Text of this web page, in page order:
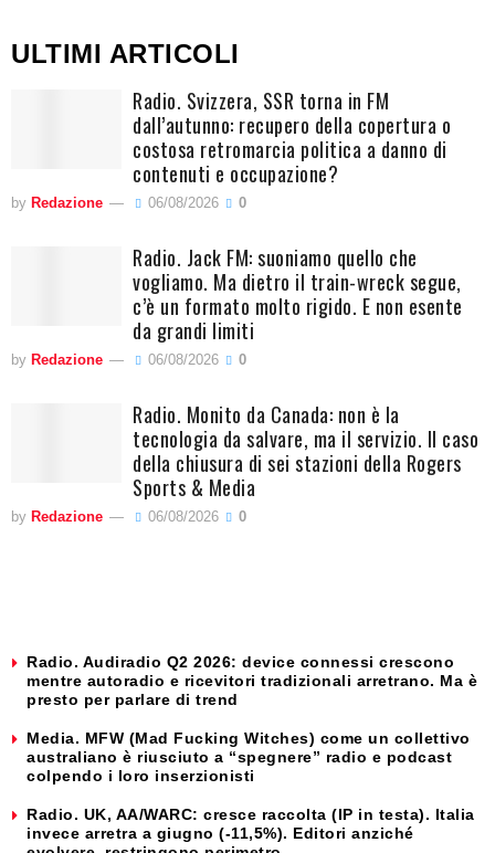
ULTIMI ARTICOLI
Radio. Svizzera, SSR torna in FM
dall’autunno: recupero della copertura o
costosa retromarcia politica a danno di
contenuti e occupazione?
by Redazione 06/08/2026 0
Radio. Jack FM: suoniamo quello che
vogliamo. Ma dietro il train-wreck segue,
c’è un formato molto rigido. E non esente
da grandi limiti
by Redazione 06/08/2026 0
Radio. Monito da Canada: non è la
tecnologia da salvare, ma il servizio. Il caso
della chiusura di sei stazioni della Rogers
Sports & Media
by Redazione 06/08/2026 0
Radio. Audiradio Q2 2026: device connessi crescono
mentre autoradio e ricevitori tradizionali arretrano. Ma è
presto per parlare di trend
Media. MFW (Mad Fucking Witches) come un collettivo
australiano è riusciuto a “spegnere” radio e podcast
colpendo i loro inserzionisti
Radio. UK, AA/WARC: cresce raccolta (IP in testa). Italia
invece arretra a giugno (-11,5%). Editori anziché